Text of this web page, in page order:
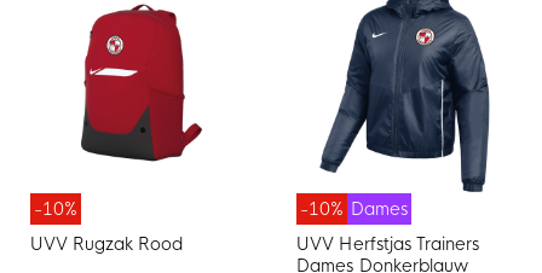
-10%
UVV Rugzak Rood
-10% Dames
UVV Herfstjas Trainers
Dames Donkerblauw